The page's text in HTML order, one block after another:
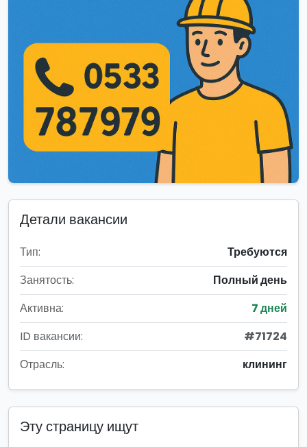
Детали вакансии
Тип:
Требуются
Занятость:
Полный день
Активна:
7 дней
ID вакансии:
#71724
Отрасль:
клининг
Эту страницу ищут